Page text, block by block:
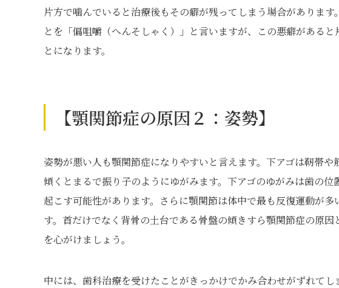
片方で噛んでいると治療後もその癖が残ってしまう場合がありま
とを「偏咀嚼（へんそしゃく）」と言いますが、この悪癖がある
とになります。
【顎関節症の原因２：姿勢】
姿勢が悪い人も顎関節症になりやすいと言えます。下アゴは靭帯
傾くとまるで振り子のようにゆがみます。下アゴのゆがみは歯の
起こす可能性があります。さらに顎関節は体中で最も反復運動が
す。首だけでなく背骨の土台である骨盤の傾きすら顎関節症の原
を心がけましょう。
中には、歯科治療を受けたことがきっかけでかみ合わせがずれて